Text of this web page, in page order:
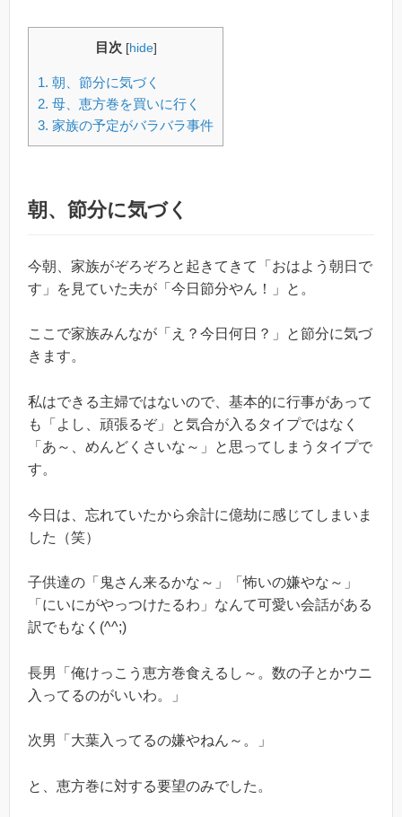
目次 [hide]
1. 朝、節分に気づく
2. 母、恵方巻を買いに行く
3. 家族の予定がバラバラ事件
朝、節分に気づく
今朝、家族がぞろぞろと起きてきて「おはよう朝日で
す」を見ていた夫が「今日節分やん！」と。
ここで家族みんなが「え？今日何日？」と節分に気づ
きます。
私はできる主婦ではないので、基本的に行事があって
も「よし、頑張るぞ」と気合が入るタイプではなく
「あ～、めんどくさいな～」と思ってしまうタイプで
す。
今日は、忘れていたから余計に億劫に感じてしまいま
した（笑）
子供達の「鬼さん来るかな～」「怖いの嫌やな～」
「にいにがやっつけたるわ」なんて可愛い会話がある
訳でもなく(^^;)
長男「俺けっこう恵方巻食えるし～。数の子とかウニ
入ってるのがいいわ。」
次男「大葉入ってるの嫌やねん～。」
と、恵方巻に対する要望のみでした。